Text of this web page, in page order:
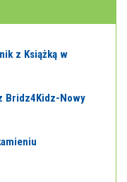
z Książką w
Bridz4Kidz-Nowy